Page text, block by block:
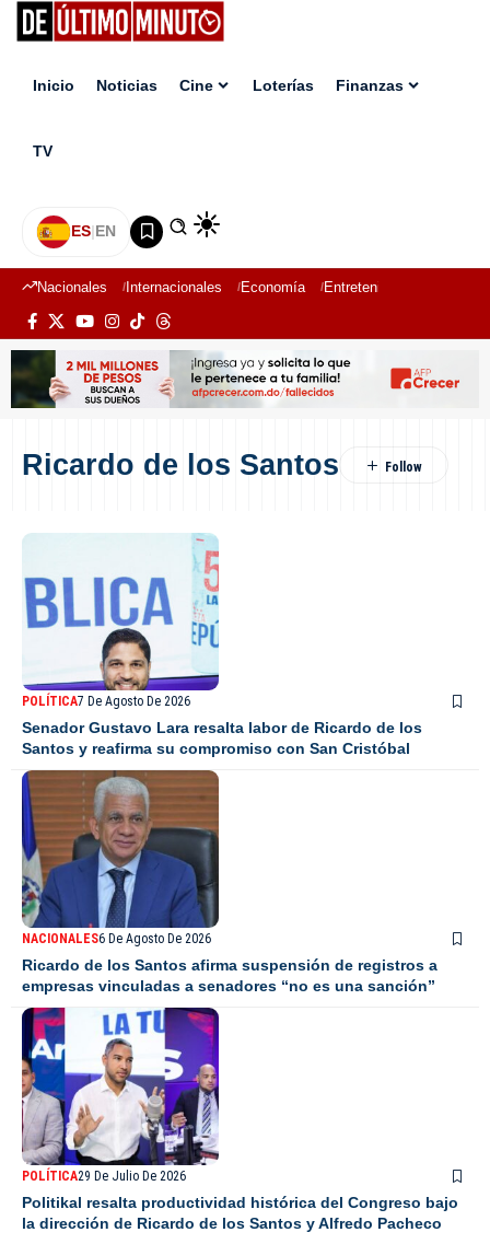
Inicio Noticias Cine Loterías Finanzas
TV
ES|EN
Nacionales Internacionales Economía Entretenimiento
Ricardo de los Santos
POLÍTICA7 De Agosto De 2026
Senador Gustavo Lara resalta labor de Ricardo de los
Santos y reafirma su compromiso con San Cristóbal
NACIONALES6 De Agosto De 2026
Ricardo de los Santos afirma suspensión de registros a
empresas vinculadas a senadores “no es una sanción”
POLÍTICA29 De Julio De 2026
Politikal resalta productividad histórica del Congreso bajo
la dirección de Ricardo de los Santos y Alfredo Pacheco